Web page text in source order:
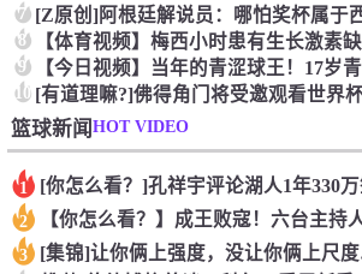
7
8
9
10
篮球新闻HOT VIDEO
1
2
3 [集锦]让你俩上强度，没让你俩上尺